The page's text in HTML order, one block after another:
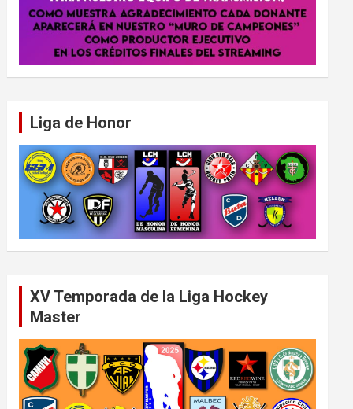
Liga de Honor
XV Temporada de la Liga Hockey
Master